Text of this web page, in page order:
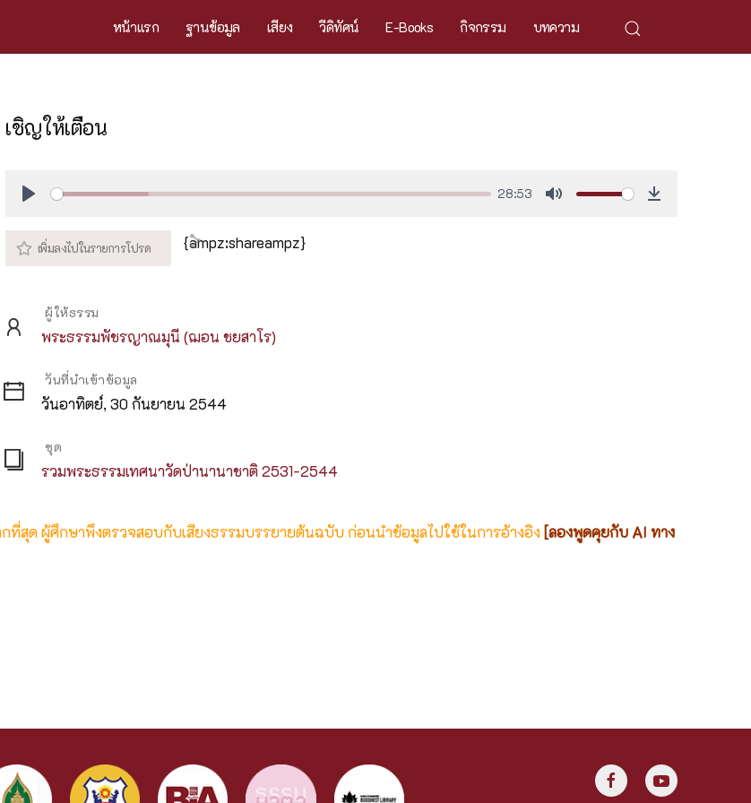
หน้าแรก ฐานข้อมูล เสียง วีดิทัศน์ E-Books กิจกรรม บทความ
เชิญให้เตือน
28:53
{ampz:shareampz}
ผู้ให้ธรรม
พระธรรมพัชรญาณมุนี (ฌอน ชยสาโร)
วันที่นำเข้าข้อมูล
วันอาทิตย์, 30 กันยายน 2544
ชุด
รวมพระธรรมเทศนาวัดป่านานาชาติ 2531-2544
ที่สุด ผู้ศึกษาพึงตรวจสอบกับเสียงธรรมบรรยายต้นฉบับ ก่อนนำข้อมูลไปใช้ในการอ้างอิง [ลองพูดคุยกับ AI ทาง